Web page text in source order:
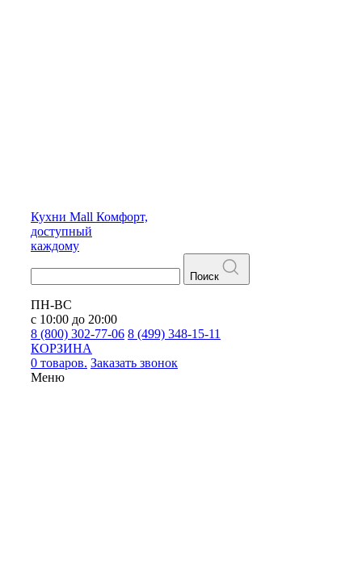
Кухни Mall Комфорт,
доступный
каждому
Поиск
ПН-ВС
с 10:00 до 20:00
8 (800) 302-77-06 8 (499) 348-15-11
КОРЗИНА
0 товаров. Заказать звонок
Меню